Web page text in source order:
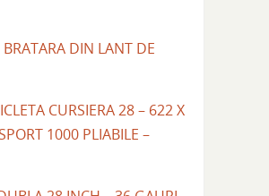
DIN LANT DE
CURSIERA 28 – 622 X
1000 PLIABILE –